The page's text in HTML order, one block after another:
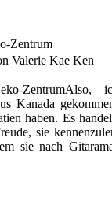
Zentrum
Valerie Kae Ken
Also,
Kanada
haben. Es
sie
sie nach